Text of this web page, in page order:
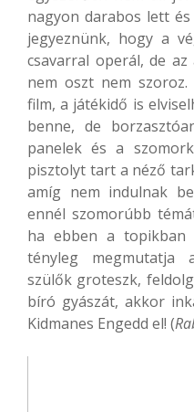
nagyon darabos lett
jegyeznünk, hogy a
csavarral operál, de
nem oszt nem
film, a játékidő is
benne, de
panelek és a
pisztolyt tart a néző
amíg nem indulnak
ennél szomorúbb
ha ebben a topikban
tényleg megmutatja
szülők groteszk,
bíró gyászát, akkor
Kidmanes Engedd el! (